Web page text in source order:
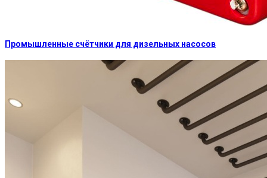
Промышленные счётчики для дизельных насосов